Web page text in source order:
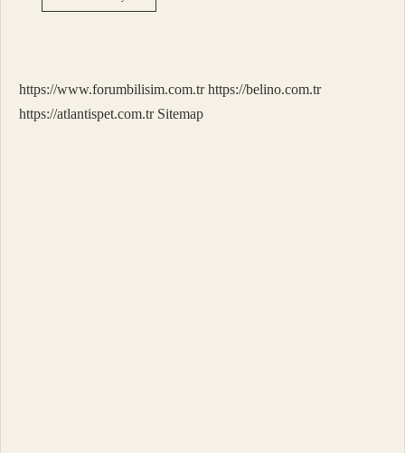
Çok
https://www.forumbilisim.com.tr https://belino.com.tr
https://atlantispet.com.tr Sitemap